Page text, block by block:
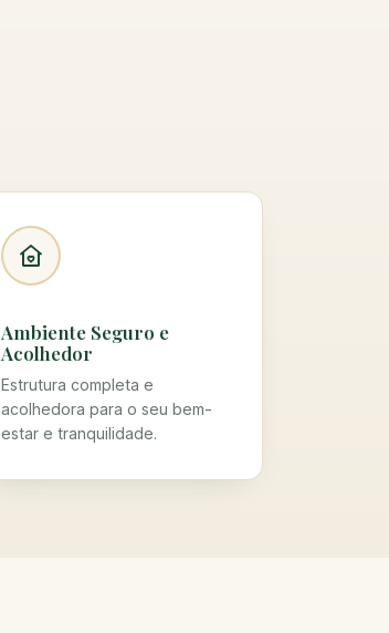
Ambiente Seguro e
Acolhedor
Estrutura completa e
acolhedora para o seu bem-
estar e tranquilidade.